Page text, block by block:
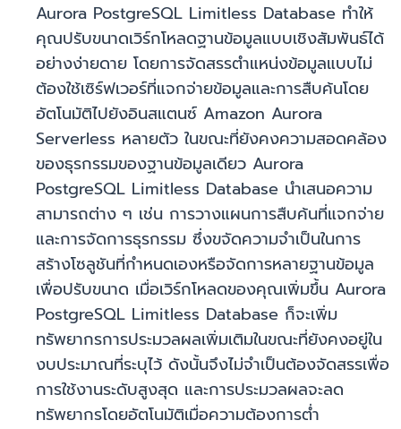
Aurora PostgreSQL Limitless Database ทำให้
คุณปรับขนาดเวิร์กโหลดฐานข้อมูลแบบเชิงสัมพันธ์ได้
อย่างง่ายดาย โดยการจัดสรรตำแหน่งข้อมูลแบบไม่
ต้องใช้เซิร์ฟเวอร์ที่แจกจ่ายข้อมูลและการสืบค้นโดย
อัตโนมัติไปยังอินสแตนซ์ Amazon Aurora
Serverless หลายตัว ในขณะที่ยังคงความสอดคล้อง
ของธุรกรรมของฐานข้อมูลเดียว Aurora
PostgreSQL Limitless Database นำเสนอความ
สามารถต่าง ๆ เช่น การวางแผนการสืบค้นที่แจกจ่าย
และการจัดการธุรกรรม ซึ่งขจัดความจำเป็นในการ
สร้างโซลูชันที่กำหนดเองหรือจัดการหลายฐานข้อมูล
เพื่อปรับขนาด เมื่อเวิร์กโหลดของคุณเพิ่มขึ้น Aurora
PostgreSQL Limitless Database ก็จะเพิ่ม
ทรัพยากรการประมวลผลเพิ่มเติมในขณะที่ยังคงอยู่ใน
งบประมาณที่ระบุไว้ ดังนั้นจึงไม่จำเป็นต้องจัดสรรเพื่อ
การใช้งานระดับสูงสุด และการประมวลผลจะลด
ทรัพยากรโดยอัตโนมัติเมื่อความต้องการต่ำ